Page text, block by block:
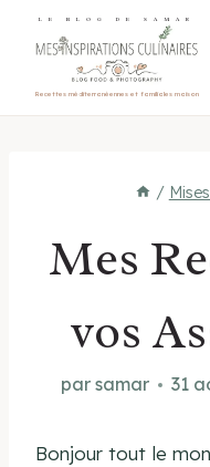
LE BLOG DE SAMAR
Recettes méditerranéennes et familiales maison
/
Mes
vos
par samar 31
Bonjour tout le